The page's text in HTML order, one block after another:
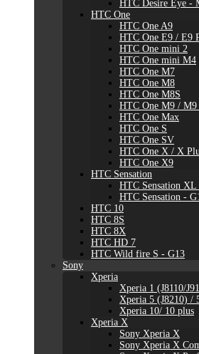
HTC Desire Eye -
HTC One
HTC One A9
HTC One E9 / E9
HTC One mini 2
HTC One mini M4
HTC One M7
HTC One M8
HTC One M8S
HTC One M9 / M9
HTC One Max
HTC One S
HTC One SV
HTC One X / X
HTC One X9
HTC Sensation
HTC Sensation XL
HTC Sensation -
HTC 10
HTC 8S
HTC 8X
HTC HD 7
HTC Wild fire S - G13
Sony
Xperia
Xperia 1 (J8110/
Xperia 5 (J8210) /
Xperia 10/ 10 plus
Xperia X
Sony Xperia X
Sony Xperia X